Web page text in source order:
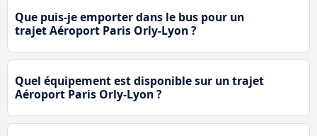
Que puis-je emporter dans le bus pour un
trajet Aéroport Paris Orly-Lyon ?
Quel équipement est disponible sur un trajet
Aéroport Paris Orly-Lyon ?